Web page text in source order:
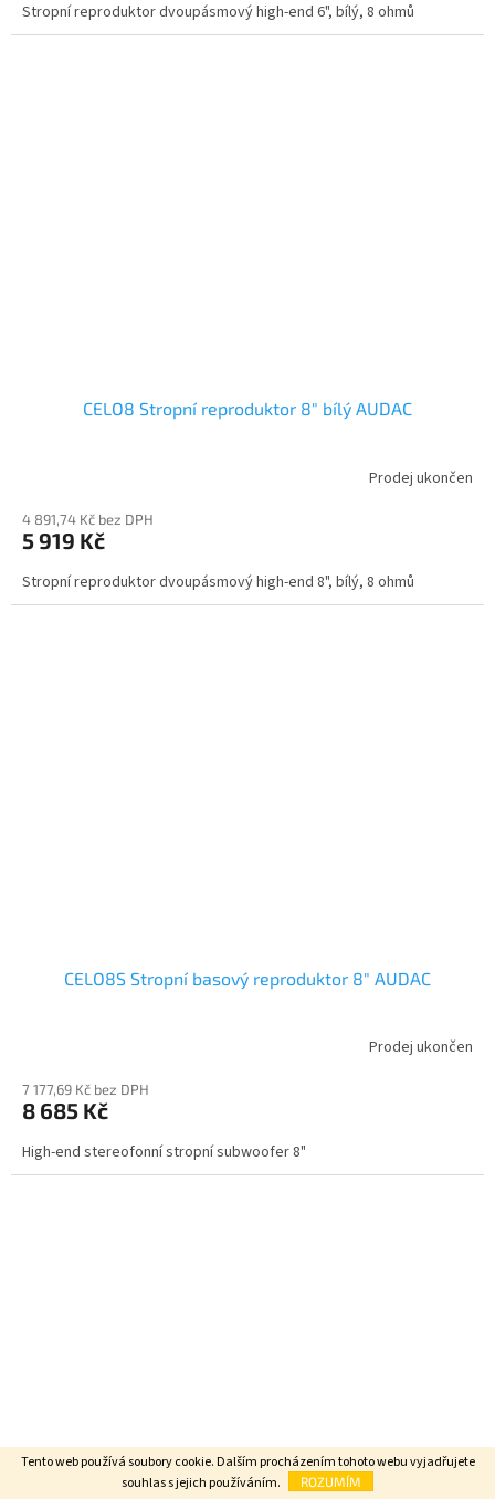
Tento web používá soubory cookie. Dalším procházením tohoto webu vyjadřujete
souhlas s jejich používáním.
ROZUMÍM
Stropní reproduktor dvoupásmový high-end 6", bílý, 8 ohmů
CELO8 Stropní reproduktor 8" bílý AUDAC
Prodej ukončen
4 891,74 Kč bez DPH
5 919 Kč
Stropní reproduktor dvoupásmový high-end 8", bílý, 8 ohmů
CELO8S Stropní basový reproduktor 8" AUDAC
Prodej ukončen
7 177,69 Kč bez DPH
8 685 Kč
High-end stereofonní stropní subwoofer 8"